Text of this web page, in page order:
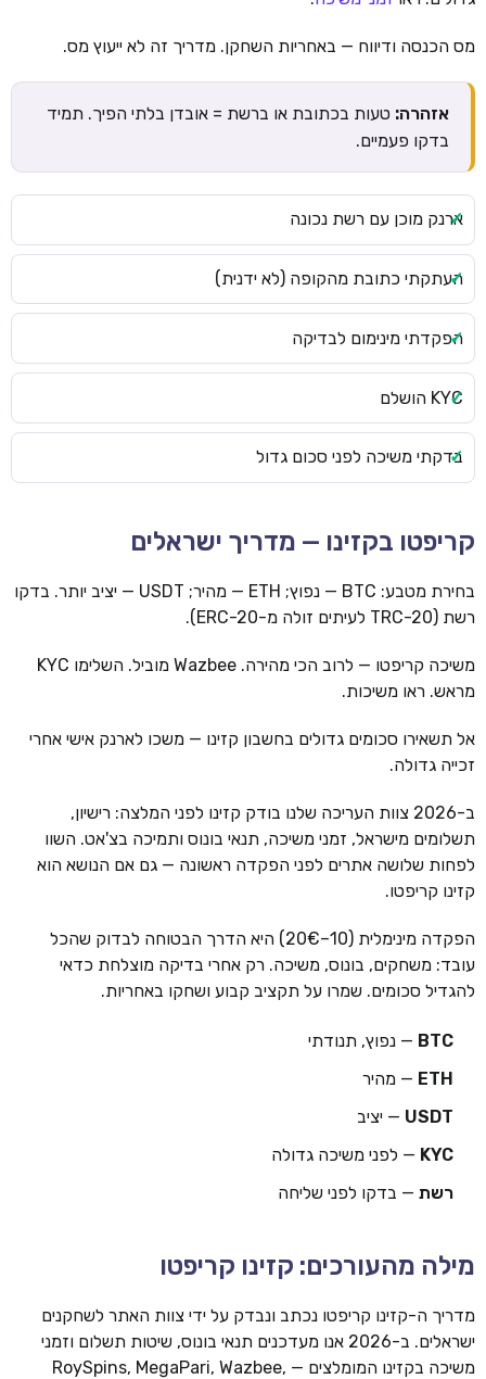
מס הכנסה ודיווח — באחריות השחקן. מדריך זה לא ייעוץ מס.
אזהרה: טעות בכתובת או ברשת = אובדן בלתי הפיך. תמיד
בדקו פעמיים.
ארנק מוכן עם רשת נכונה
העתקתי כתובת מהקופה (לא ידנית)
הפקדתי מינימום לבדיקה
KYC הושלם
בדקתי משיכה לפני סכום גדול
קריפטו בקזינו — מדריך ישראלים
בחירת מטבע: BTC — נפוץ; ETH — מהיר; USDT — יציב יותר. בדקו
רשת (TRC-20 לעיתים זולה מ-ERC-20).
משיכה קריפטו — לרוב הכי מהירה. Wazbee מוביל. השלימו KYC
מראש. ראו משיכות.
אל תשאירו סכומים גדולים בחשבון קזינו — משכו לארנק אישי אחרי
זכייה גדולה.
ב-2026 צוות העריכה שלנו בודק קזינו לפני המלצה: רישיון,
תשלומים מישראל, זמני משיכה, תנאי בונוס ותמיכה בצ'אט. השוו
לפחות שלושה אתרים לפני הפקדה ראשונה — גם אם הנושא הוא
קזינו קריפטו.
הפקדה מינימלית (10–20€) היא הדרך הבטוחה לבדוק שהכל
עובד: משחקים, בונוס, משיכה. רק אחרי בדיקה מוצלחת כדאי
להגדיל סכומים. שמרו על תקציב קבוע ושחקו באחריות.
BTC — נפוץ, תנודתי
ETH — מהיר
USDT — יציב
KYC — לפני משיכה גדולה
רשת — בדקו לפני שליחה
מילה מהעורכים: קזינו קריפטו
מדריך ה-קזינו קריפטו נכתב ונבדק על ידי צוות האתר לשחקנים
ישראלים. ב-2026 אנו מעדכנים תנאי בונוס, שיטות תשלום וזמני
משיכה בקזינו המומלצים — RoySpins, MegaPari, Wazbee,